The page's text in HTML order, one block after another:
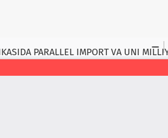
PARALLEL IMPORT VA UNI